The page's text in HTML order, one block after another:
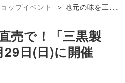
ップイベント 地元の味を工場直売で！「三黒製菓」直売会が6月29日(日)に開催
売で！「三黒製
29日(日)に開催